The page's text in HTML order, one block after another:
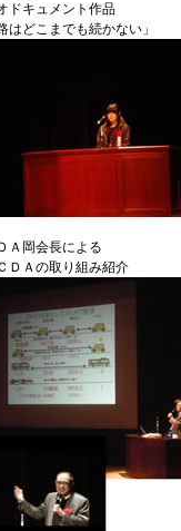
ドキュメント作品
どこまでも続かない」
Ａ岡会長による
ＤＡの取り組み紹介